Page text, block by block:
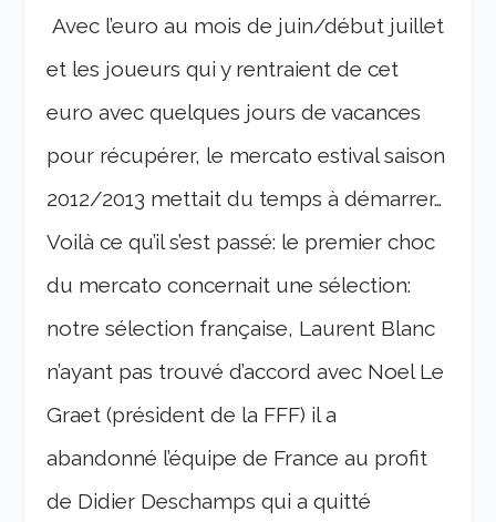
Avec l’euro au mois de juin/début juillet
et les joueurs qui y rentraient de cet
euro avec quelques jours de vacances
pour récupérer, le mercato estival saison
2012/2013 mettait du temps à démarrer…
Voilà ce qu’il s’est passé: le premier choc
du mercato concernait une sélection:
notre sélection française, Laurent Blanc
n’ayant pas trouvé d’accord avec Noel Le
Graet (président de la FFF) il a
abandonné l’équipe de France au profit
de Didier Deschamps qui a quitté